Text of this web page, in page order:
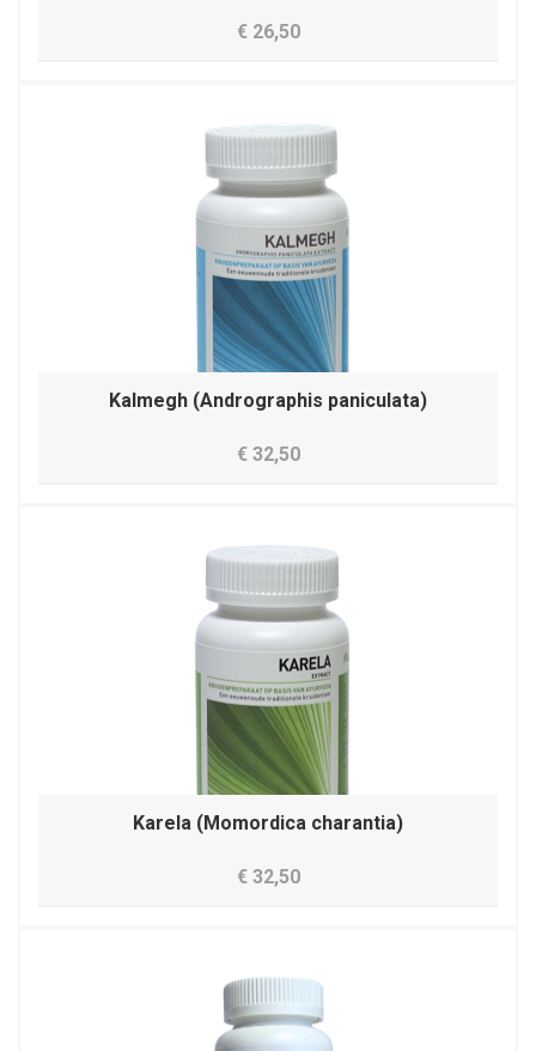
€ 26,50
Kalmegh (Andrographis paniculata)
€ 32,50
Karela (Momordica charantia)
€ 32,50